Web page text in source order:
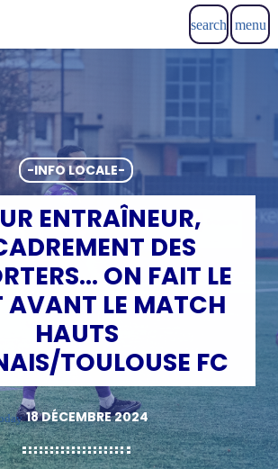
search menu
-INFO LOCALE-
ENTRAÎNEUR,
DES
ON FAIT LE
AVANT LE MATCH
HAUTS
TOULOUSE FC
18 DÉCEMBRE 2024